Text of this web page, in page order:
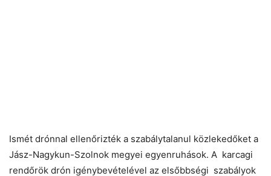
Ismét drónnal ellenőrizték a szabálytalanul közlekedőket a
Jász-Nagykun-Szolnok megyei egyenruhások. A karcagi
rendőrök drón igénybevételével az elsőbbségi szabályok